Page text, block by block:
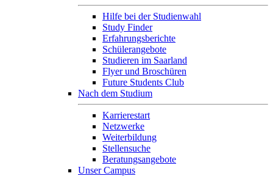
Hilfe bei der Studienwahl
Study Finder
Erfahrungsberichte
Schülerangebote
Studieren im Saarland
Flyer und Broschüren
Future Students Club
Nach dem Studium
Karrierestart
Netzwerke
Weiterbildung
Stellensuche
Beratungsangebote
Unser Campus